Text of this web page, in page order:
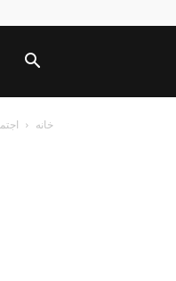
خانه